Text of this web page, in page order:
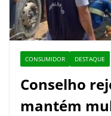
CONSUMIDOR DESTAQUE
Conselho
mantém